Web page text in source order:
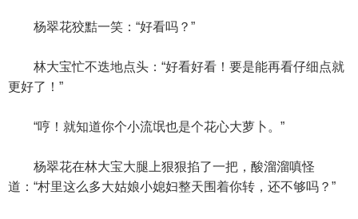
杨翠花狡黠一笑：“好看吗？”
林大宝忙不迭地点头：“好看好看！要是能再看仔细点就
更好了！”
“哼！就知道你个小流氓也是个花心大萝卜。”
杨翠花在林大宝大腿上狠狠掐了一把，酸溜溜嗔怪
道：“村里这么多大姑娘小媳妇整天围着你转，还不够吗？”